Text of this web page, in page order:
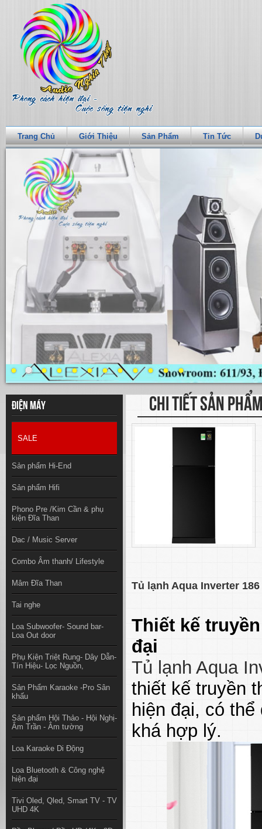
Trang Chủ Giới Thiệu Sản Phẩm Tin Tức
Điện máy
SALE
Sản phẩm Hi-End
Sản phẩm Hifi
Phono Pre /Kim Cần & phụ
kiện Đĩa Than
Dac / Music Server
Combo Âm thanh/ Lifestyle
Mâm Đĩa Than
Tai nghe
Loa Subwoofer- Sound bar-
Loa Out door
Phụ Kiện Triệt Rung- Dây Dẫn-
Tín Hiệu- Lọc Nguồn,
Sản Phẩm Karaoke -Pro Sân
khấu
Sản phẩm Hội Thảo - Hội Nghị-
Âm Trần - Âm tường
Loa Karaoke Di Động
Loa Bluetooth & Công nghệ
hiện đại
Tivi Oled, Qled, Smart TV - TV
UHD 4K
CHI TIẾT SẢN PHẨM
Tủ lạnh Aqua Inverter
Thiết kế
đại
Tủ lạnh Aqua
thiết kế truyền
hiện đại, có
khá hợp lý.